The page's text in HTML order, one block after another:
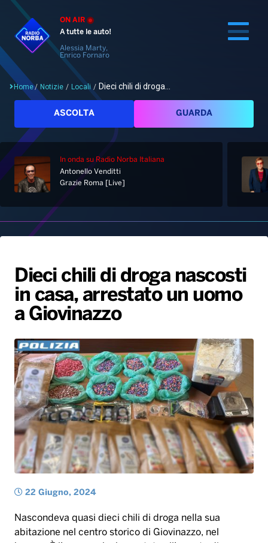
ON AIR
A tutte le auto!
Alessia Marty,
Enrico Fornaro
Cerca
Home
Palinsesto
Hit Dance
Giochi&Concorsi
PALATOUR
Notizie
Locali
Musica e Spettacolo
Sport
Radio Norba Consiglia
Leggerissime
Playlist
Generale
Novità
Notiziario
Interviste
Oroscopo
Speciale Astrabilia 2026
Gallery
Radio Norba News TV
Voce al Bari
Battiti Live 2026
Gallery
Home/ Notizie / Locali / Dieci chili di droga...
ASCOLTA GUARDA
In onda su Radio Norba Italiana
Antonello Venditti
Grazie Roma [Live]
Dieci chili di droga nascosti
in casa, arrestato un uomo
a Giovinazzo
22 Giugno, 2024
Nascondeva quasi dieci chili di droga nella sua
abitazione nel centro storico di Giovinazzo, nel